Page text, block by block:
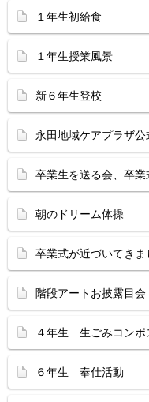
１年生初給食
１年生授業風景
新６年生登校
永田地域ケアプラザ
卒業生を送る会、卒業
朝のドリーム体操
卒業式が近づいてきま
階段アートお披露目会
４年生 生ごみコンポ
６年生 奉仕活動